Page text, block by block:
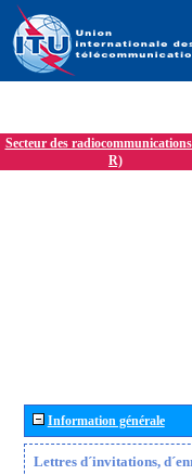
Secteur des
R)
Information générale
Lettres d´invitations,